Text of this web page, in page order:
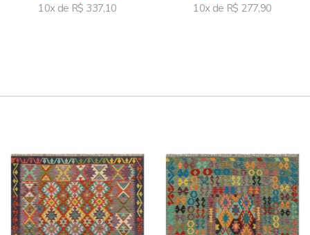
10x de R$ 337,10 10x de R$ 277,90